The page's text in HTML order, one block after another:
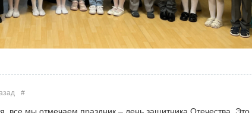
#